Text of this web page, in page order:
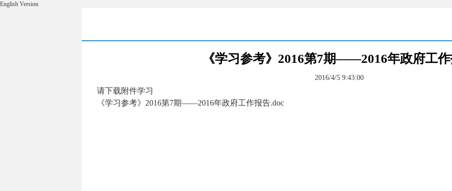
English Version
《学习参考》2016第7期——2016年政府工
2016/4/5 9:43:00
请下载附件学习
《学习参考》2016第7期——2016年政府工作报告.doc